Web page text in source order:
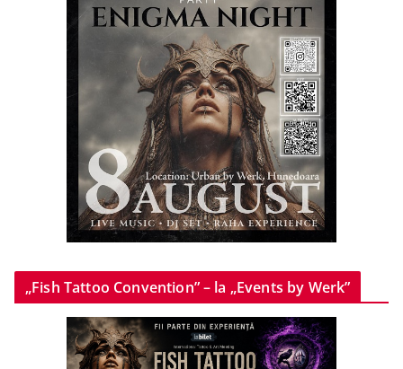
„Fish Tattoo Convention” – la „Events by Werk”